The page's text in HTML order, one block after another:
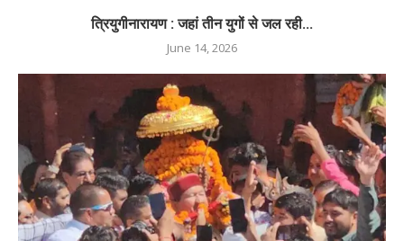
त्रियुगीनारायण : जहां तीन युगों से जल रही...
June 14, 2026